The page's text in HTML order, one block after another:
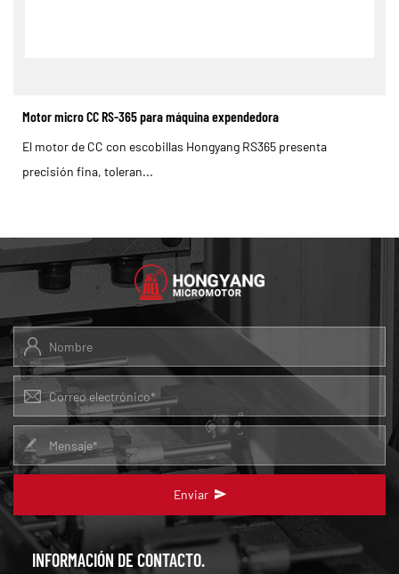
Motor micro CC RS-365 para máquina expendedora
El motor de CC con escobillas Hongyang RS365 presenta
precisión fina, toleran...
Enviar
INFORMACIÓN DE CONTACTO.